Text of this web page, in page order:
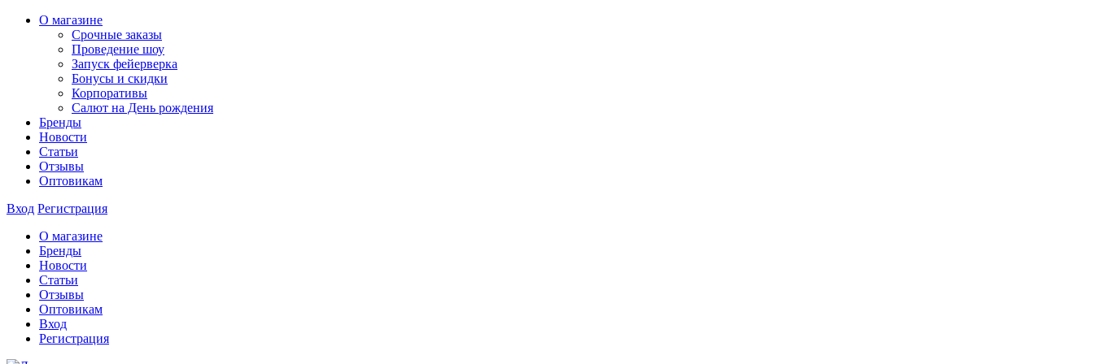
О магазине
Срочные заказы
Проведение шоу
Запуск фейерверка
Бонусы и скидки
Корпоративы
Салют на День рождения
Бренды
Новости
Статьи
Отзывы
Оптовикам
Вход Регистрация
О магазине
Бренды
Новости
Статьи
Отзывы
Оптовикам
Вход
Регистрация